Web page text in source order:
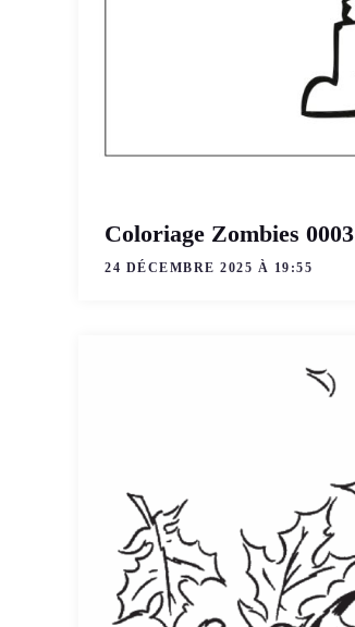
Coloriage Zombies 0003
24 DÉCEMBRE 2025 À 19:55